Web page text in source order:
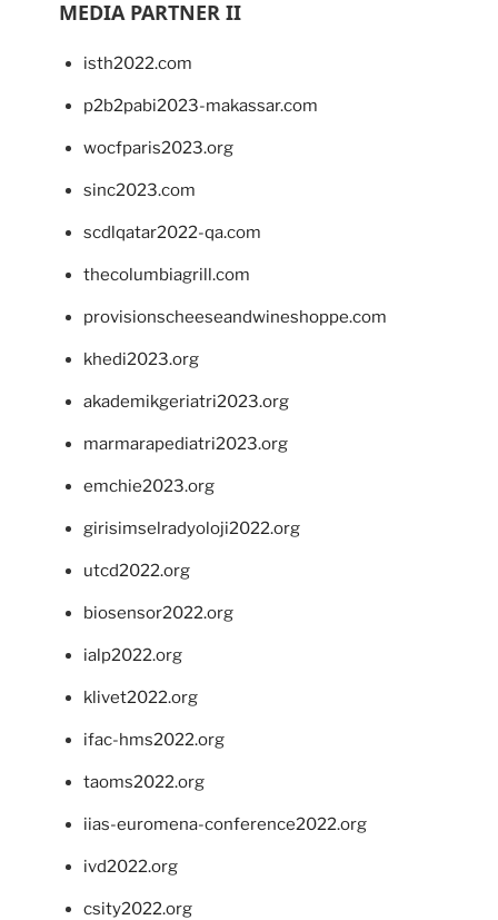
MEDIA PARTNER II
isth2022.com
p2b2pabi2023-makassar.com
wocfparis2023.org
sinc2023.com
scdlqatar2022-qa.com
thecolumbiagrill.com
provisionscheeseandwineshoppe.com
khedi2023.org
akademikgeriatri2023.org
marmarapediatri2023.org
emchie2023.org
girisimselradyoloji2022.org
utcd2022.org
biosensor2022.org
ialp2022.org
klivet2022.org
ifac-hms2022.org
taoms2022.org
iias-euromena-conference2022.org
ivd2022.org
csity2022.org